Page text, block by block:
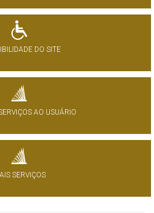
DO SITE
AO USUÁRIO
SERVIÇOS